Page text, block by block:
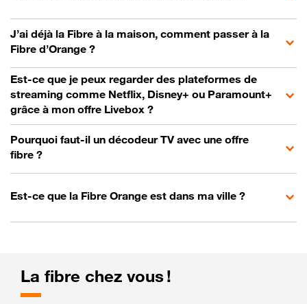
J’ai déjà la Fibre à la maison, comment passer à la
Fibre d’Orange ?
Est-ce que je peux regarder des plateformes de
streaming comme Netflix, Disney+ ou Paramount+
grâce à mon offre Livebox ?
Pourquoi faut-il un décodeur TV avec une offre
fibre ?
Est-ce que la Fibre Orange est dans ma ville ?
La fibre chez vous !